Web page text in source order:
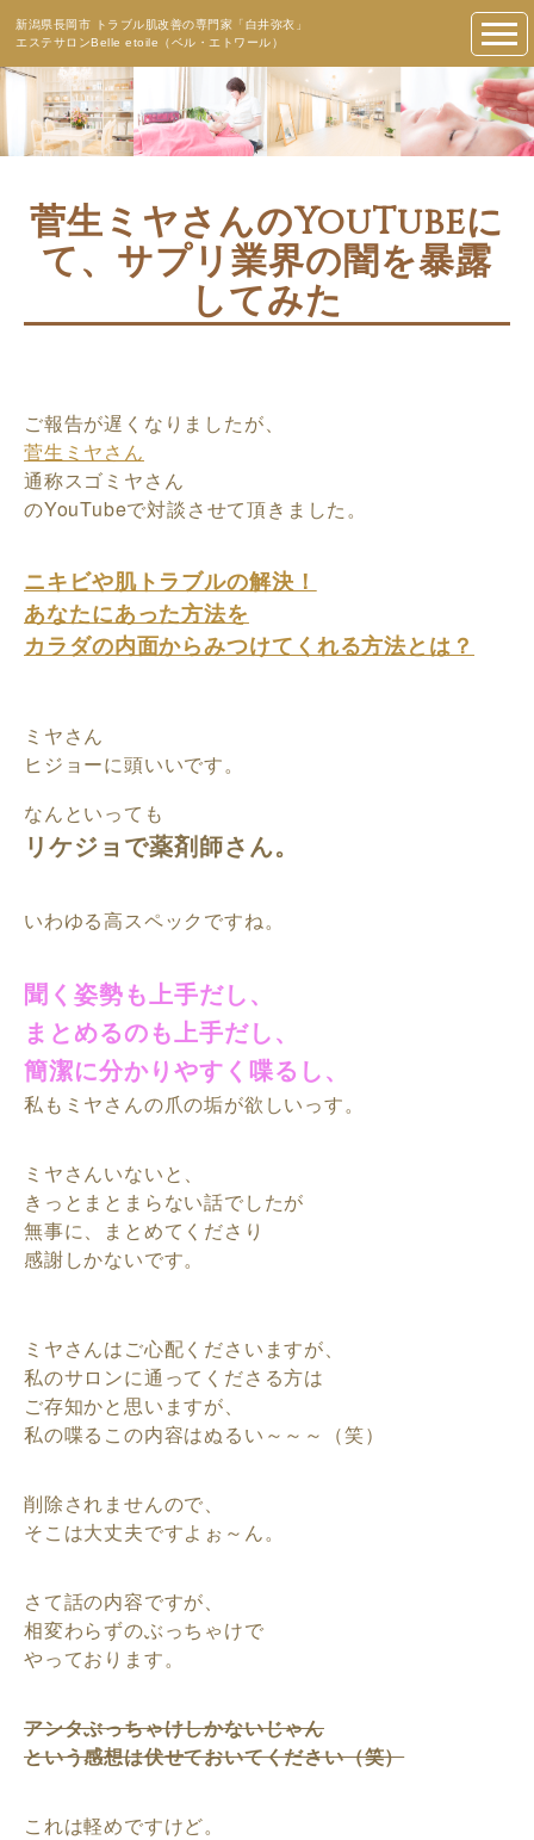
新潟県長岡市 トラブル肌改善の専門家「白井弥衣」
エステサロンBelle etoile（ベル・エトワール）
菅生ミヤさんのYouTubeに
て、サプリ業界の闇を暴露
してみた
ご報告が遅くなりましたが、
菅生ミヤさん
通称スゴミヤさん
のYouTubeで対談させて頂きました。
ニキビや肌トラブルの解決！
あなたにあった方法を
カラダの内面からみつけてくれる方法とは？
ミヤさん
ヒジョーに頭いいです。
なんといっても
リケジョで薬剤師さん。
いわゆる高スペックですね。
聞く姿勢も上手だし、
まとめるのも上手だし、
簡潔に分かりやすく喋るし、
私もミヤさんの爪の垢が欲しいっす。
ミヤさんいないと、
きっとまとまらない話でしたが
無事に、まとめてくださり
感謝しかないです。
ミヤさんはご心配くださいますが、
私のサロンに通ってくださる方は
ご存知かと思いますが、
私の喋るこの内容はぬるい～～～（笑）
削除されませんので、
そこは大丈夫ですよぉ～ん。
さて話の内容ですが、
相変わらずのぶっちゃけで
やっております。
アンタぶっちゃけしかないじゃん
という感想は伏せておいてください（笑）
これは軽めですけど。